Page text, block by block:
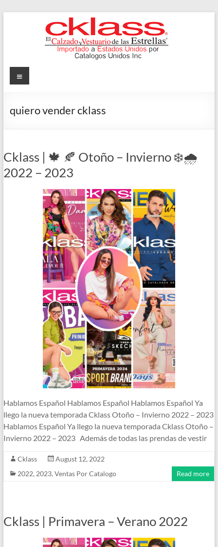
Cklass
y
Estrellas
Menu
quiero vender cklass
Cklass | 🍁 🍂 Otoño – Invierno ❄️🌧️
2022 – 2023
Hablamos Español Hablamos Español Hablamos Español Ya
llego la nueva temporada Cklass Otoño – Invierno 2022 – 2023
Hablamos Español Ya llego la nueva temporada Cklass Otoño –
Invierno 2022 – 2023 Además de todas las prendas de vestir
Cklass
August 12, 2022
2022, 2023, Ventas Por Catalogo Read more
Cklass | Primavera – Verano 2022